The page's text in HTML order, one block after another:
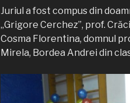
Juriul a fost compus din
„Grigore Cerchez”, prof.
Cosma Florentina, domnul
Mirela, Bordea Andrei din